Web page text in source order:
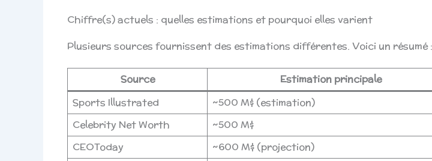
Chiffre(s) actuels : quelles estimations et pourquoi elles varient
Plusieurs sources fournissent des estimations différentes. Voici un résumé :
Source Estimation principale
Sports Illustrated
~500 M$ (estimation)
Celebrity Net Worth
~500 M$
CEOToday
~600 M$ (projection)